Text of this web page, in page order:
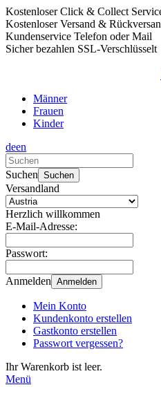
Kostenloser Click & Collect
Kostenloser Versand &
Kundenservice Telefon oder Mail
Sicher bezahlen SSL-Verschlüsselt
Männer
Frauen
Kinder
deen
die
nach
oben
unten,
um
das
Suchen Suchen
Versandland
Herzlich willkommen
E-Mail-Adresse:
Passwort:
Anmelden Anmelden
Mein Konto
Kundenkonto erstellen
Gastkonto erstellen
Passwort vergessen?
Ihr Warenkorb ist leer.
Menü